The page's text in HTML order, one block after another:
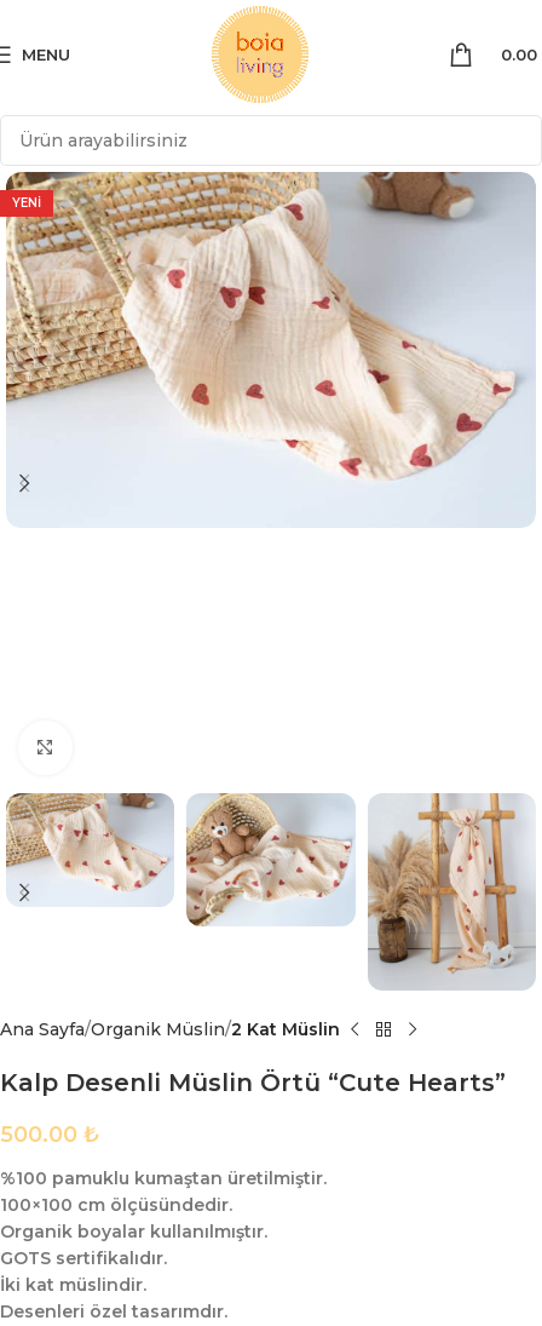
MENU 0.00
YENİ
Ana Sayfa Organik Müslin 2 Kat Müslin
Kalp Desenli Müslin Örtü “Cute Hearts”
500.00 ₺
%100 pamuklu kumaştan üretilmiştir.
100×100 cm ölçüsündedir.
Organik boyalar kullanılmıştır.
GOTS sertifikalıdır.
İki kat müslindir.
Desenleri özel tasarımdır.